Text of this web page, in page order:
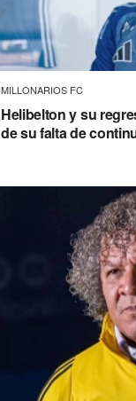
MILLONARIOS FC
Helibelton y su
de su falta de